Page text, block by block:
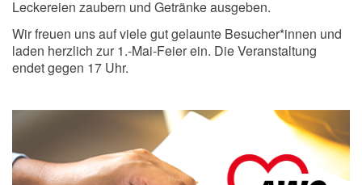
Leckereien zaubern und Getränke ausgeben.
Wir freuen uns auf viele gut gelaunte Besucher*innen und
laden herzlich zur 1.-Mai-Feier ein. Die Veranstaltung
endet gegen 17 Uhr.